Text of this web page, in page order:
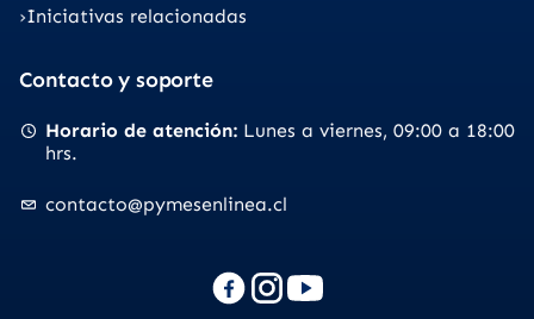
Iniciativas relacionadas
Contacto y soporte
Horario de atención Lunes a viernes 09:00 a 18:00
hrs.
contacto@pymesenlinea.cl